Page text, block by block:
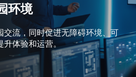
环境
交流，同时促进无障碍环境、可
升体验和运营。